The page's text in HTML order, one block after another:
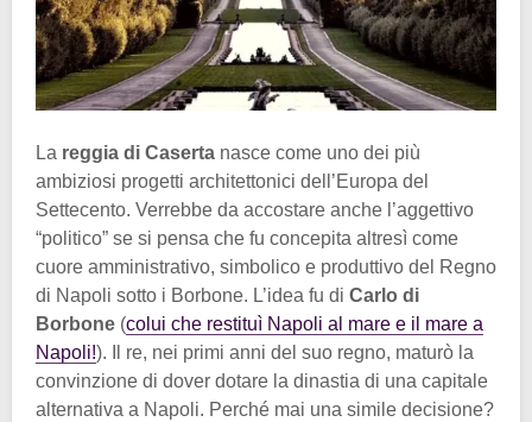
La reggia di Caserta nasce come uno dei più
ambiziosi progetti architettonici dell’Europa del
Settecento. Verrebbe da accostare anche l’aggettivo
“politico” se si pensa che fu concepita altresì come
cuore amministrativo, simbolico e produttivo del Regno
di Napoli sotto i Borbone. L’idea fu di Carlo di
Borbone (colui che restituì Napoli al mare e il mare a
Napoli!). Il re, nei primi anni del suo regno, maturò la
convinzione di dover dotare la dinastia di una capitale
alternativa a Napoli. Perché mai una simile decisione?